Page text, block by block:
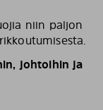
niin paljon
johtoihin ja